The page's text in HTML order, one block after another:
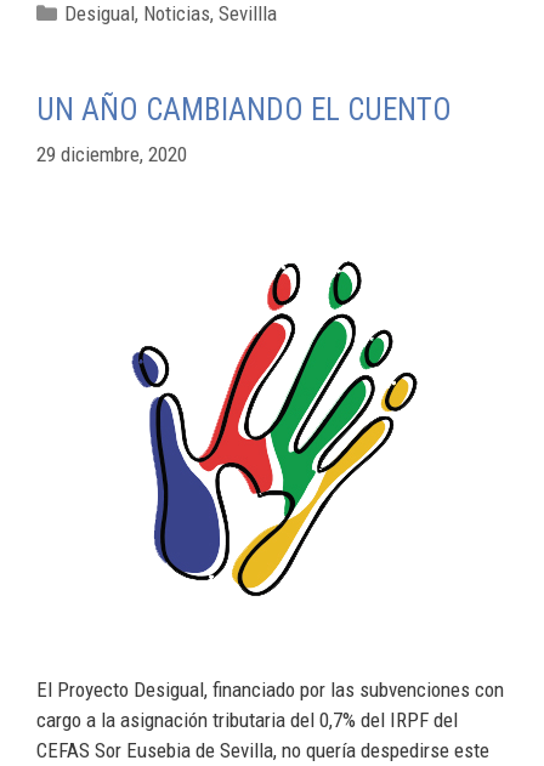
Desigual, Noticias,Sevillla
UN AÑO CAMBIANDO EL CUENTO
29 diciembre, 2020
El Proyecto Desigual, financiado por las subvenciones con
cargo a la asignación tributaria del 0,7% del IRPF del
CEFAS Sor Eusebia de Sevilla, no quería despedirse este